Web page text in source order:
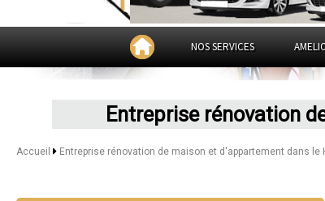
NOS SERVICES
Entreprise rénovation
Accueil Entreprise rénovation de maison et d'appartement dans le